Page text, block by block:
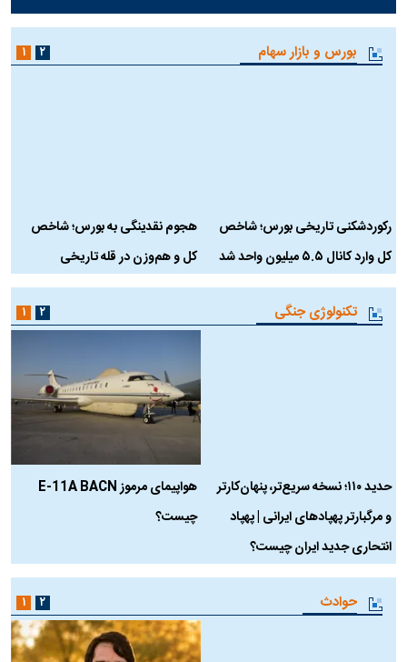
بورس و بازار سهام
رکوردشکنی تاریخی بورس؛ شاخص
کل وارد کانال ۵.۵ میلیون واحد شد
هجوم نقدینگی به بورس؛ شاخص
کل و هم‌وزن در قله تاریخی
۱ ۲
تکنولوژی جنگی
حدید ۱۱۰؛ نسخه سریع‌تر، پنهان‌کارتر
و مرگبارتر پهپادهای ایرانی | پهپاد
انتحاری جدید ایران چیست؟
هواپیمای مرموز E-11A BACN
چیست؟
۱ ۲
حوادث ۱ ۲